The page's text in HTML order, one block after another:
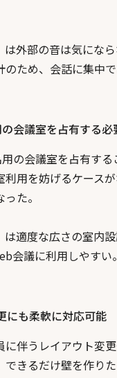
は外部の音は気にな
ため、会話に集中で
会議室を占有する必
の会議室を占有す
用を妨げるケース
た。
は適度な広さの室内
会議に利用しやすい。
にも柔軟に対応可能
に伴うレイアウト変
できるだけ壁を作り